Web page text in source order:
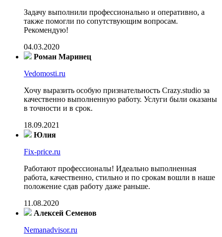
Задачу выполнили профессионально и оперативно, а
также помогли по сопутствующим вопросам.
Рекомендую!
04.03.2020
Роман Маринец
Vedomosti.ru
Хочу выразить особую признательность Crazy.studio за
качественно выполненную работу. Услуги были оказаны
в точности и в срок.
18.09.2021
Юлия
Fix-price.ru
Работают профессионалы! Идеально выполненная
работа, качественно, стильно и по срокам вошли в наше
положение сдав работу даже раньше.
11.08.2020
Алексей Семенов
Nemanadvisor.ru